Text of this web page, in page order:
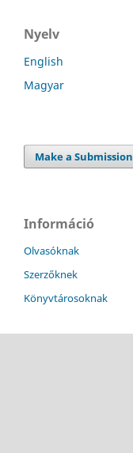
Nyelv
English
Magyar
Make a Submission
Információ
Olvasóknak
Szerzőknek
Könyvtárosoknak